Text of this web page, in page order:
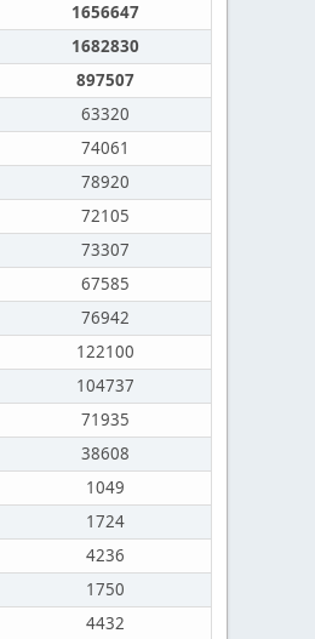
1656647
1682830
897507
63320
74061
78920
72105
73307
67585
76942
122100
104737
71935
38608
1049
1724
4236
1750
4432